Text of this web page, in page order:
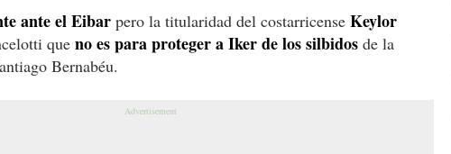
ante el Eibar pero la titularidad del costarricense Keylor
que no es para proteger a Iker de los silbidos de la
Bernabéu.